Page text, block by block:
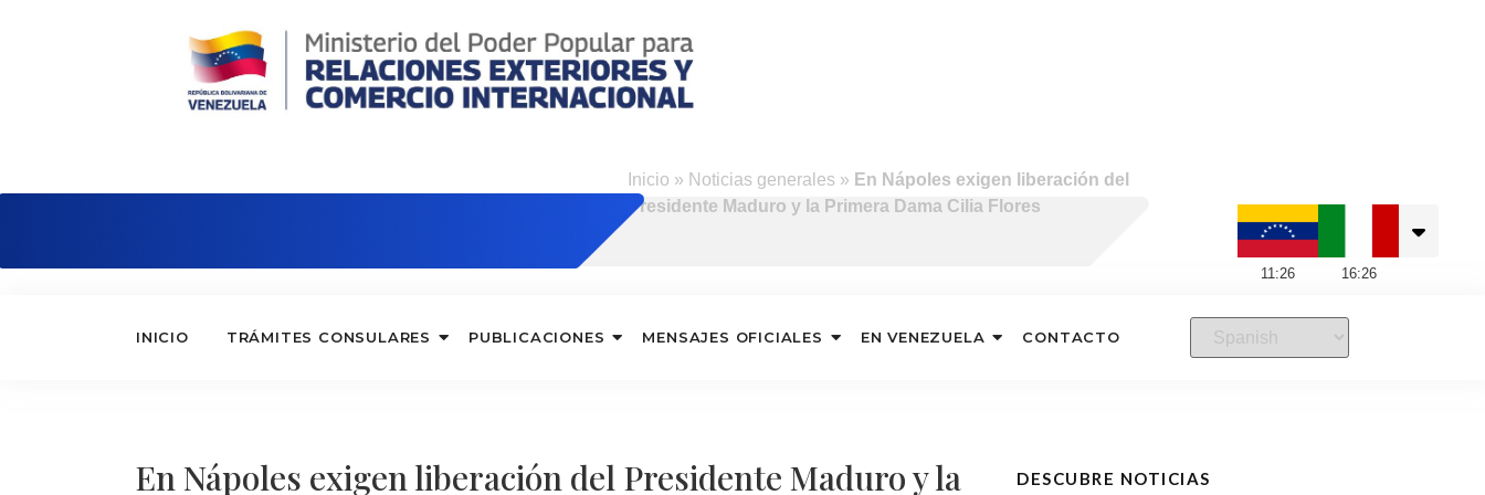
Inicio » Noticias generales » En Nápoles exigen liberación del
Presidente Maduro y la Primera Dama Cilia Flores
11 :26 16:26
INICIO TRÁMITES CONSULARES PUBLICACIONES MENSAJES OFICIALES EN VENEZUELA CONTACTO
En Nápoles exigen liberación del Presidente Maduro y la
DESCUBRE NOTICIAS